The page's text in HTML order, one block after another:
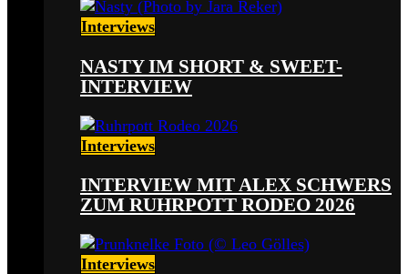
Interviews
NASTY IM SHORT & SWEET-
INTERVIEW
Interviews
INTERVIEW MIT ALEX SCHWERS
ZUM RUHRPOTT RODEO 2026
Interviews